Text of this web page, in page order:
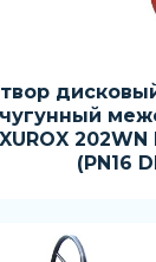
чугунный
XUROX
(PN16